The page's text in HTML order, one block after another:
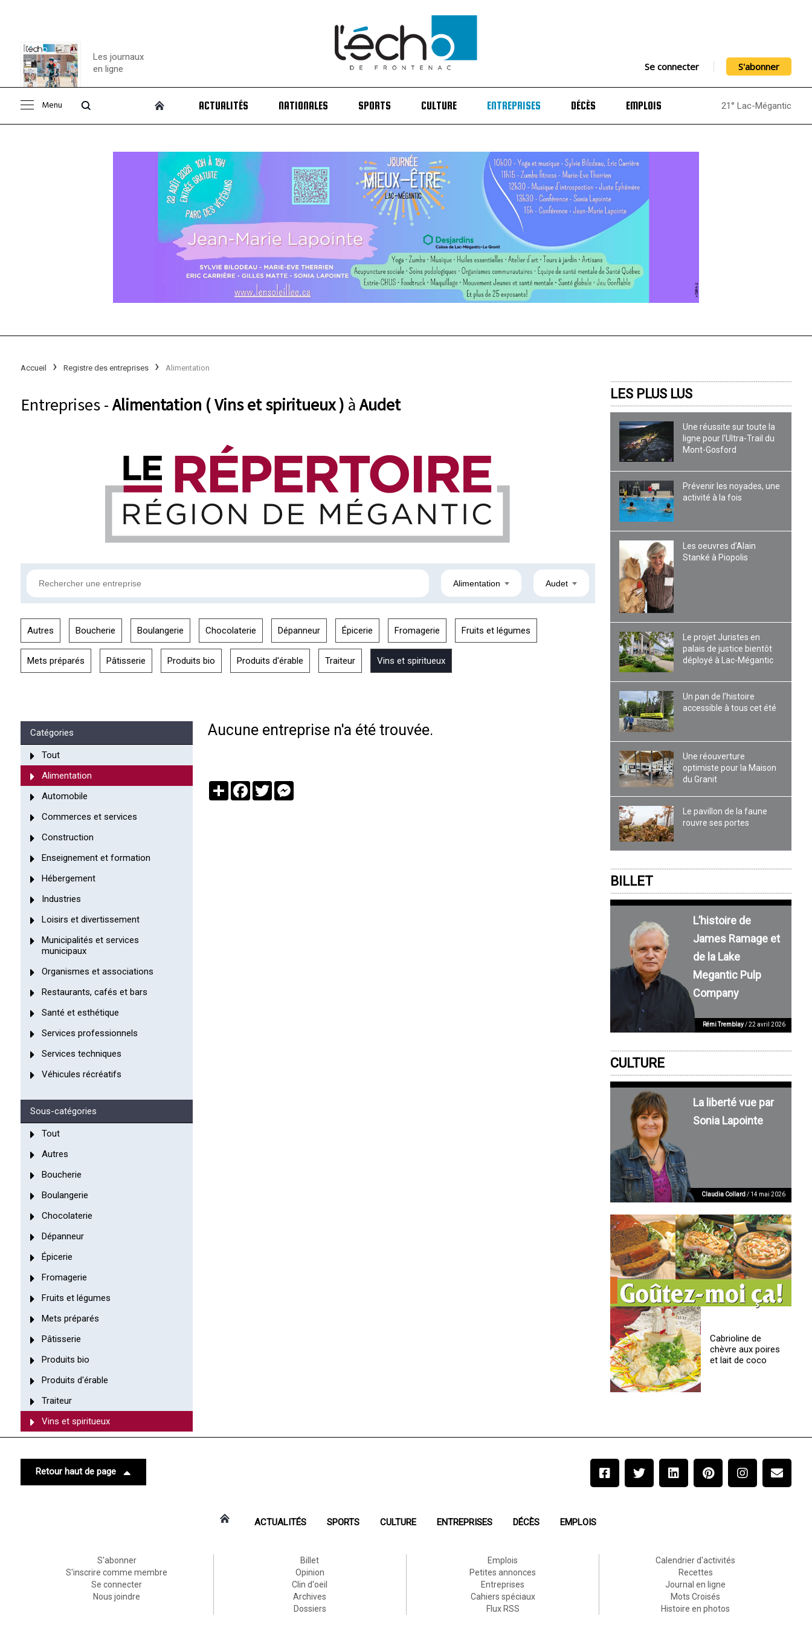
Consulter le
Les journaux
en ligne
Se connecter S'abonner
Menu ACTUALITÉS NATIONALES SPORTS CULTURE ENTREPRISES DÉCÈS EMPLOIS 21° Lac-Mégantic
Accueil Registre des entreprises Alimentation
Entreprises -Alimentation ( Vins et spiritueux ) àAudet
Alimentation Audet
Autres Boucherie Boulangerie Chocolaterie Dépanneur Épicerie Fromagerie Fruits et légumes
Mets préparés Pâtisserie Produits bio Produits d'érable Traiteur Vins et spiritueux
Catégories
Tout
Alimentation
Automobile
Commerces et services
Construction
Enseignement et formation
Hébergement
Industries
Loisirs et divertissement
Municipalités et services
municipaux
Organismes et associations
Restaurants, cafés et bars
Santé et esthétique
Services professionnels
Services techniques
Véhicules récréatifs
Sous-catégories
Tout
Autres
Boucherie
Boulangerie
Chocolaterie
Dépanneur
Épicerie
Fromagerie
Fruits et légumes
Mets préparés
Pâtisserie
Produits bio
Produits d'érable
Traiteur
Vins et spiritueux
Aucune entreprise n'a été trouvée.
PartagerFacebook
Twitter
LES PLUS LUS
Une réussite sur toute la
ligne pour l’Ultra-Trail du
Mont-Gosford
Prévenir les noyades, une
activité à la fois
Les oeuvres d’Alain
Stanké à Piopolis
Le projet Juristes en
palais de justice bientôt
déployé à Lac-Mégantic
Un pan de l’histoire
accessible à tous cet été
Une réouverture
optimiste pour la Maison
du Granit
Le pavillon de la faune
rouvre ses portes
BILLET
L’histoire de
James Ramage et
de la Lake
Megantic Pulp
Company
Rémi Tremblay/ 22 avril 2026
CULTURE
La liberté vue par
Sonia Lapointe
Claudia Collard/ 14 mai 2026
Cabrioline de
chèvre aux poires
et lait de coco
Retour haut de page
ACTUALITÉS SPORTS CULTURE ENTREPRISES DÉCÈS EMPLOIS
S'abonner
S'inscrire comme membre
Se connecter
Nous joindre
Billet
Opinion
Clin d'oeil
Archives
Dossiers
Emplois
Petites annonces
Entreprises
Cahiers spéciaux
Flux RSS
Calendrier d'activités
Recettes
Journal en ligne
Mots Croisés
Histoire en photos